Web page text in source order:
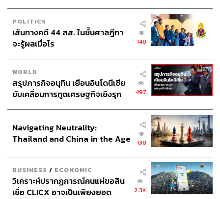
แต่อย่างไรก็ตาม เนื่องจากโควิด-19 เกิดจากไวรัสสายพันธุ์
ใหม่ เราจึงจะต้องเฝ้าติดตามและยืดหยุ่นกับหลักฐานทาง
วิทยาศาสตร์ที่ค้นพบใหม่อย่างต่อเนื่องครับ
พิสูจน์อักษร: ภาสิณี เพิ่มพันธุ์พงศ์
อ้างอิง:
Infection Control and Prevention for Hospitalized
Childrenhttps://redbook.solutions.aap.org/chapter.as
px?sectionid=189640004&bookid=2205
https://www.cnbc.com/2020/03/18/coronavirus-lives-f
or-hours-in-air-particles-and-days-on-surfaces-new-u
s-study-shows.html
Aerosol and Surface Stability of SARS-CoV-2 as
Compared with SARS-CoV-1
https://www.nejm.org/d
oi/full/10.1056/NEJMc2004973
Report of the WHO-China Joint Mission on
POLITICS
เส้นทางคดี 44 สส. ในชั้นศาลฎีกา
จะรู้ผลเมื่อไร
148
WORLD
สรุปภารกิจอนุทิน เยือนอินโดนีเซีย
ขับเคลื่อนการทูตเศรษฐกิจเชิงรุก
497
Navigating Neutrality:
Thailand and China in the Age
138
BUSINESS / ECONOMIC
วิเคราะห์ปรากฏการณ์คนแห่ขอสิน
เชื่อ CLICX อาจเป็นเพียงยอด
2.3K